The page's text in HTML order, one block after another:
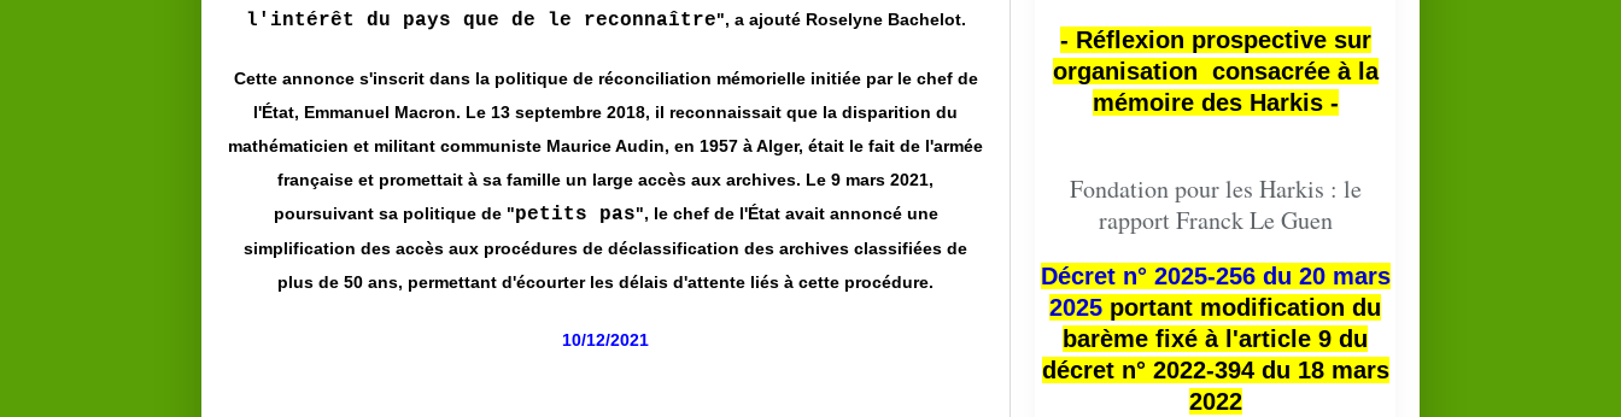
l'intérêt du pays que de le reconnaître", a ajouté Roselyne Bachelot.
Cette annonce s'inscrit dans la politique de réconciliation mémorielle initiée par le chef de
l'État, Emmanuel Macron. Le 13 septembre 2018, il reconnaissait que la disparition du
mathématicien et militant communiste Maurice Audin, en 1957 à Alger, était le fait de l'armée
française et promettait à sa famille un large accès aux archives. Le 9 mars 2021,
poursuivant sa politique de "petits pas", le chef de l'État avait annoncé une
simplification des accès aux procédures de déclassification des archives classifiées de
plus de 50 ans, permettant d'écourter les délais d'attente liés à cette procédure.
10/12/2021
- Réflexion prospective sur
organisation consacrée à la
mémoire des Harkis -
Fondation pour les Harkis : le
rapport Franck Le Guen
Décret n° 2025-256 du 20 mars
2025 portant modification du
barème fixé à l'article 9 du
décret n° 2022-394 du 18 mars
2022